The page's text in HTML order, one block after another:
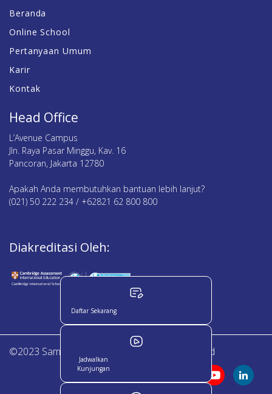
Beranda
Online School
Pertanyaan Umum
Karir
Kontak
Head Office
L’Avenue Campus
Jln. Raya Pasar Minggu, Kav. 16
Pancoran, Jakarta 12780
Apakah Anda membutuhkan bantuan lebih lanjut?
(021) 50 222 234 / +62821 62 800 800
Diakreditasi Oleh:
©2023 Sampoerna Academy. All Right Reserved
Daftar Sekarang
Jadwalkan
Kunjungan